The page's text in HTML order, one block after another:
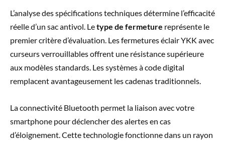
L’analyse des spécifications techniques détermine l’efficacité
réelle d’un sac antivol. Letype de fermeture représente le
premier critère d’évaluation. Les fermetures éclair YKK avec
curseurs verrouillables offrent une résistance supérieure
aux modèles standards. Les systèmes à code digital
remplacent avantageusement les cadenas traditionnels.
La connectivité Bluetooth permet la liaison avec votre
smartphone pour déclencher des alertes en cas
d’éloignement. Cette technologie fonctionne dans un rayon